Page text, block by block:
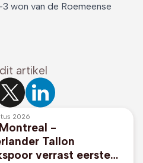
won van de Roemeense
artikel
2026
-
Tallon
verrast eerste